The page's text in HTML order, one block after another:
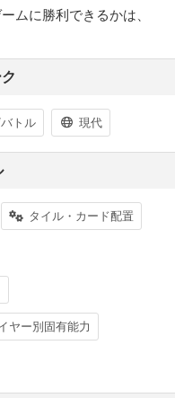
ムに勝利できるかは、
トル 現代
タイル・カード配置
ヤー別固有能力